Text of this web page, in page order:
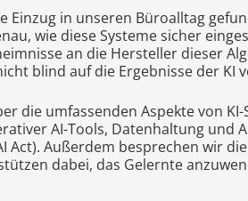
Einzug in unseren Büroalltag
wie diese Systeme sicher
an die Hersteller dieser
blind auf die Ergebnisse der KI
die umfassenden Aspekte von
AI-Tools, Datenhaltung und
Act). Außerdem besprechen wir
dabei, das Gelernte